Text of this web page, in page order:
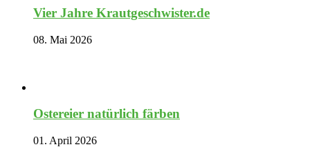
Vier Jahre Krautgeschwister.de
08. Mai 2026
Ostereier natürlich färben
01. April 2026